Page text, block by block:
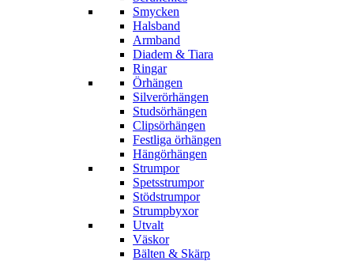
Smycken
Halsband
Armband
Diadem & Tiara
Ringar
Örhängen
Silverörhängen
Studsörhängen
Clipsörhängen
Festliga örhängen
Hängörhängen
Strumpor
Spetsstrumpor
Stödstrumpor
Strumpbyxor
Utvalt
Väskor
Bälten & Skärp